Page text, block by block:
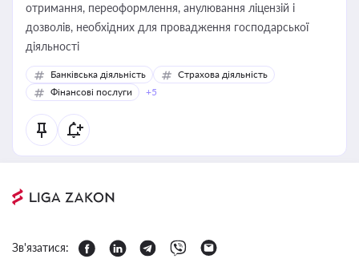
отримання, переоформлення, анулювання ліцензій і
дозволів, необхідних для провадження господарської
діяльності
Банківська діяльність
Страхова діяльність
Фінансові послуги
+5
Зв'язатися: